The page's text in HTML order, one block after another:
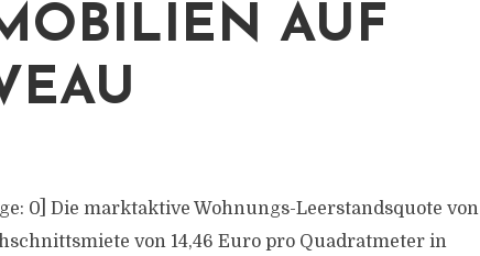
AUF
0] Die marktaktive Wohnungs-Leerstandsquote von
von 14,46 Euro pro Quadratmeter in